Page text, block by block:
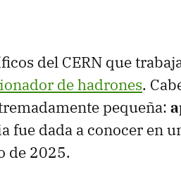
del CERN que
de hadrones.
pequeña:
fue dada a conocer en
de 2025.